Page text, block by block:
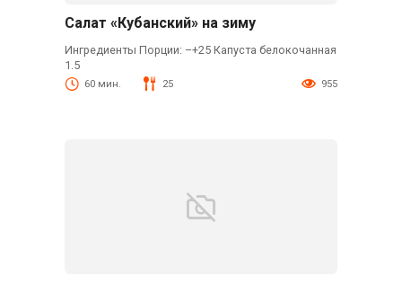
Салат «Кубанский» на зиму
Ингредиенты Порции: –+25 Капуста белокочанная
1.5
60 мин. 25 955